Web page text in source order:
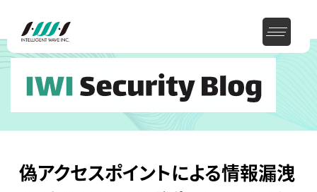
偽アクセスポイントによる情報漏洩